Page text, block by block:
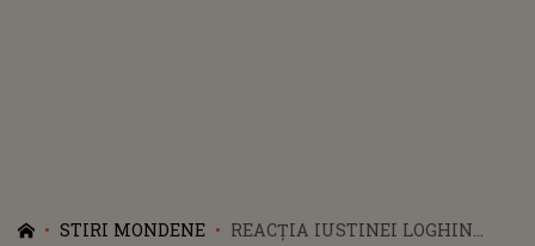
STIRI MONDENE
REACȚIA IUSTINEI LOGHIN